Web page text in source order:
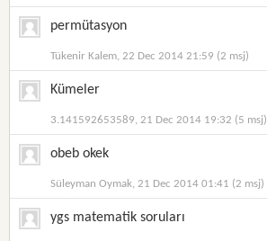
permütasyon
Tükenir Kalem, 22 Dec 2014 21:59 (2 msj)
Kümeler
3.141592653589, 21 Dec 2014 19:32 (5 msj)
obeb okek
Süleyman Oymak, 21 Dec 2014 01:41 (2 msj)
ygs matematik soruları